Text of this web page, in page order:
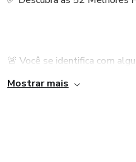
🚨 Você se identifica com
- O salário acaba sempre
Mostrar mais